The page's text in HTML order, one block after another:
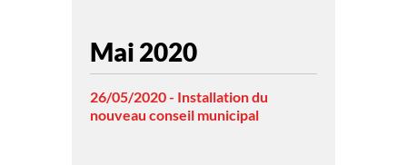
Mai 2020
26/05/2020 - Installation du
nouveau conseil municipal